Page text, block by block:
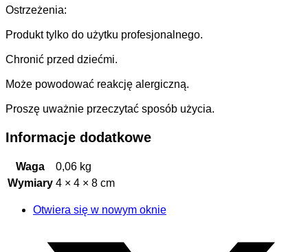
Ostrzeżenia:
Produkt tylko do użytku profesjonalnego.
Chronić przed dziećmi.
Może powodować reakcję alergiczną.
Proszę uważnie przeczytać sposób użycia.
Informacje dodatkowe
Waga
0,06 kg
Wymiary 4 × 4 × 8 cm
Otwiera się w nowym oknie